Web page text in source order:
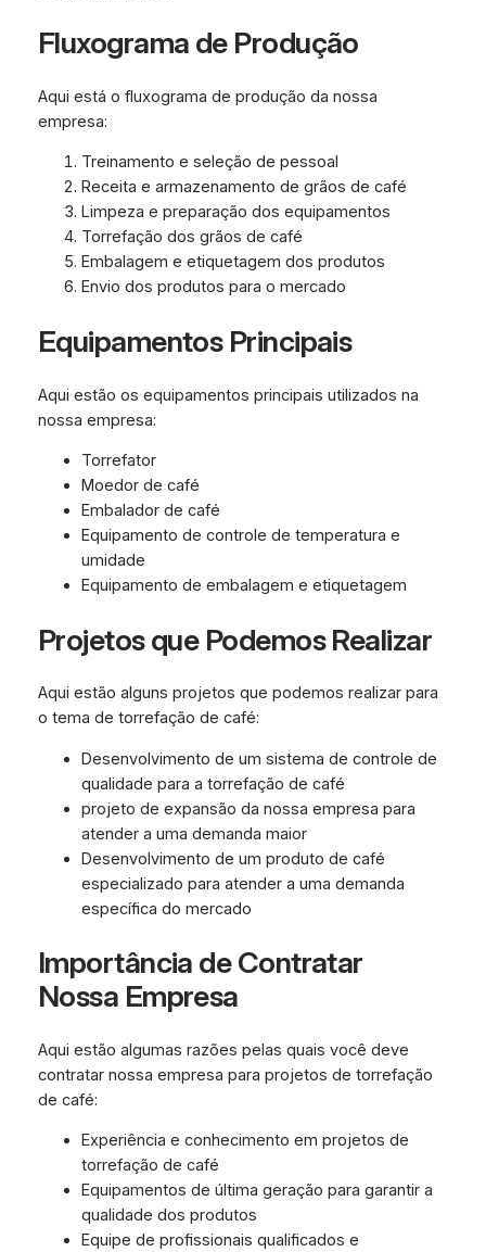
Fluxograma de Produção
Aqui está o fluxograma de produção da nossa
empresa:
Treinamento e seleção de pessoal
Receita e armazenamento de grãos de café
Limpeza e preparação dos equipamentos
Torrefação dos grãos de café
Embalagem e etiquetagem dos produtos
Envio dos produtos para o mercado
Equipamentos Principais
Aqui estão os equipamentos principais utilizados na
nossa empresa:
Torrefator
Moedor de café
Embalador de café
Equipamento de controle de temperatura e
umidade
Equipamento de embalagem e etiquetagem
Projetos que Podemos Realizar
Aqui estão alguns projetos que podemos realizar para
o tema de torrefação de café:
Desenvolvimento de um sistema de controle de
qualidade para a torrefação de café
projeto de expansão da nossa empresa para
atender a uma demanda maior
Desenvolvimento de um produto de café
especializado para atender a uma demanda
específica do mercado
Importância de Contratar
Nossa Empresa
Aqui estão algumas razões pelas quais você deve
contratar nossa empresa para projetos de torrefação
de café:
Experiência e conhecimento em projetos de
torrefação de café
Equipamentos de última geração para garantir a
qualidade dos produtos
Equipe de profissionais qualificados e